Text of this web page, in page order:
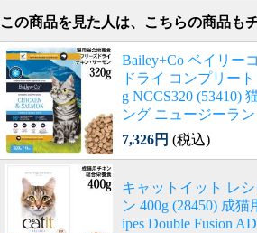
この商品を見た人は、こちらの商品も
Bailey+Co ベイリー
ドライ コンプリー
g NCCS320 (53410)
ング ニュージーラ
7,326円 (税込)
キャットイット レ
ン 400g (28450) 成
ipes Double Fusion